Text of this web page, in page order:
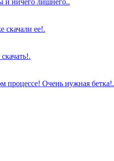
скачали ее!.
процессе! Очень нужная бетка!.